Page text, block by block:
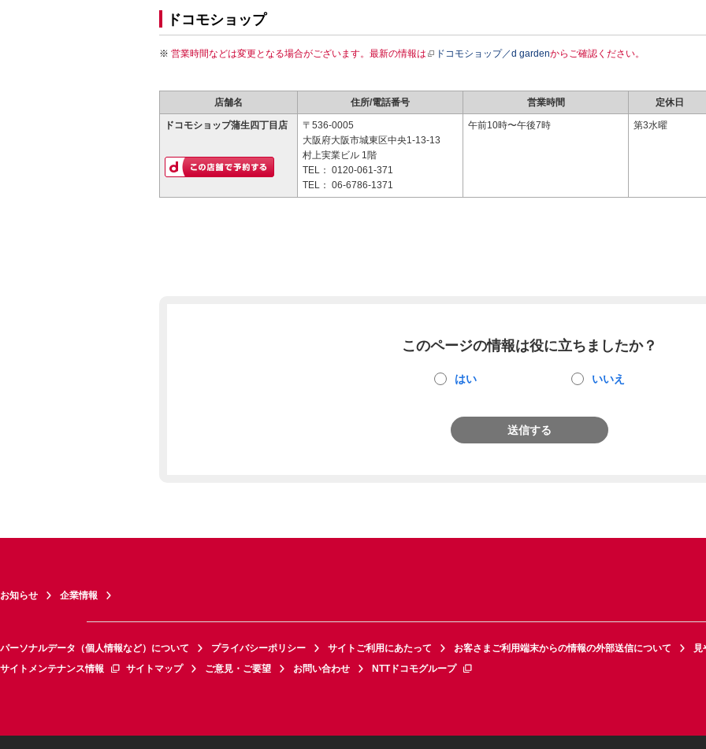
ドコモショップ
営業時間などは変更となる場合がございます。最新の情報は ドコモショップ／d gardenからご確認ください。
店舗名 住所/電話番号 営業時間 定休日
ドコモショップ蒲生四丁目店
〒536-0005
大阪府大阪市城東区中央1-13-13
村上実業ビル 1階
TEL： 0120-061-371
TEL： 06-6786-1371
午前10時〜午後7時 第3水曜
このページの情報は役に立ちましたか？
はい いいえ
送信する
お知らせ 企業情報
パーソナルデータ（個人情報など）について プライバシーポリシー サイトご利用にあたって お客さまご利用端末からの情報の外部送信について
見
サイトメンテナンス情報
サイトマップ ご意見・ご要望 お問い合わせ NTTドコモグループ